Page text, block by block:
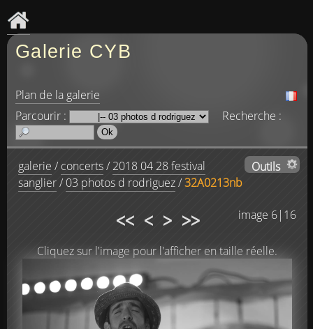
Galerie CYB
Plan de la galerie
Parcourir :
Recherche :
Outils
galerie / concerts/ 2018 04 28 festival
sanglier/ 03 photos d rodriguez/32A0213nb
image 6|16
<< < > >>
Cliquez sur l'image pour l'afficher en taille réelle.